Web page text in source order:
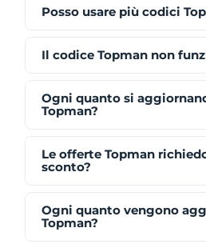
Posso usare più codici
Il codice Topman non
Ogni quanto si
Topman?
Le offerte Topman
sconto?
Ogni quanto vengono
Topman?